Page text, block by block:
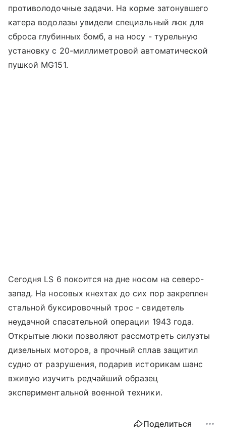
противолодочные задачи. На корме затонувшего
катера водолазы увидели специальный люк для
сброса глубинных бомб, а на носу - турельную
установку с 20-миллиметровой автоматической
пушкой MG151.
Сегодня LS 6 покоится на дне носом на северо-
запад. На носовых кнехтах до сих пор закреплен
стальной буксировочный трос - свидетель
неудачной спасательной операции 1943 года.
Открытые люки позволяют рассмотреть силуэты
дизельных моторов, а прочный сплав защитил
судно от разрушения, подарив историкам шанс
вживую изучить редчайший образец
экспериментальной военной техники.
Поделиться